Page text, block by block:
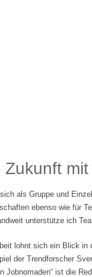
als Gruppe und
ebenso wie für
unterstütze ich
lohnt sich ein Blick
der Trendforscher
Jobnomaden“ ist die